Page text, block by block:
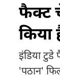
फैक्ट
किया
इंडिया
'पठान'